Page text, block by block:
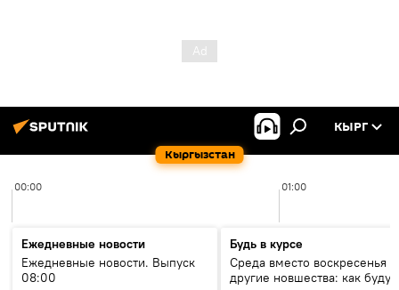
Кыргызстан
КЫРГ
00:00 01:00
Ежедневные новости
Ежедневные новости. Выпуск
08:00
Будь в курсе
Среда вместо воскресенья и
другие новшества: как будут